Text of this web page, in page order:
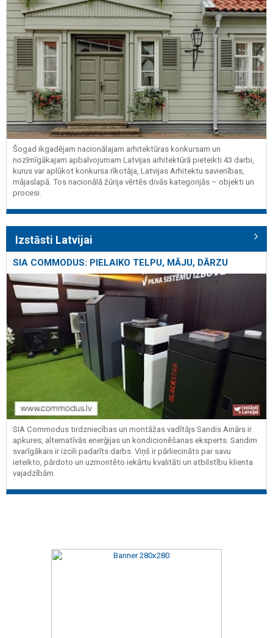
Šogad ikgadējam nacionālajam arhitektūras konkursam un
nozīmīgākajam apbalvojumam Latvijas arhitektūrā pieteikti 43 darbi,
kurus var aplūkot konkursa rīkotāja, Latvijas Arhitektu savienības,
mājaslapā. Tos nacionālā žūrija vērtēs divās kategorijās – objekti un
procesi.
Izstāsti Latvijai
SIA COMMODUS: PIELAIKO TELPU, MĀJU, DĀRZU
SIA Commodus tirdzniecības un montāžas vadītājs Sandis Ainārs ir
apkures, alternatīvās enerģijas un kondicionēšanas eksperts. Sandim
svarīgākais ir izcili padarīts darbs. Viņš ir pārliecināts par savu
ieteikto, pārdoto un uzmontēto iekārtu kvalitāti un atbilstību klienta
vajadzībām.